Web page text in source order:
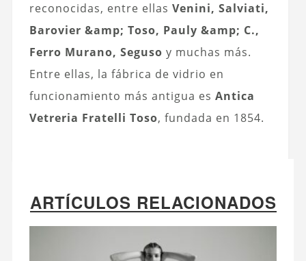
reconocidas, entre ellas Venini, Salviati,
Barovier &amp; Toso, Pauly &amp; C.,
Ferro Murano, Seguso y muchas más.
Entre ellas, la fábrica de vidrio en
funcionamiento más antigua es Antica
Vetreria Fratelli Toso, fundada en 1854.
ARTÍCULOS RELACIONADOS